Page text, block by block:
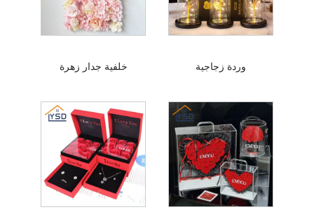
خلفية جدار زهرة وردة زجاجية